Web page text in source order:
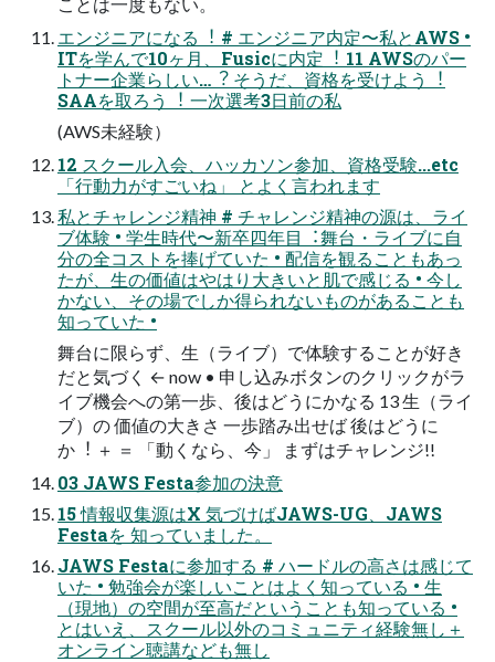
エンジニアになる︕ # エンジニア内定〜私とAWS •
ITを学んで10ヶ⽉、Fusicに内定︕ 11 AWSのパー
トナー企業らしい…︖ そうだ、資格を受けよう︕
SAAを取ろう︕ ⼀次選考3⽇前の私
(AWS未経験）
12 スクール⼊会、ハッカソン参加、資格受験...etc
「⾏動⼒がすごいね」 とよく⾔われます
私とチャレンジ精神 # チャレンジ精神の源は、ライ
ブ体験 • 学⽣時代〜新卒四年⽬︓舞台・ライブに⾃
分の全コストを捧げていた • 配信を観ることもあっ
たが、⽣の価値はやはり⼤きいと肌で感じる • 今し
かない、その場でしか得られないものがあることも
知っていた •
舞台に限らず、⽣（ライブ）で体験することが好き
だと気づく ← now • 申し込みボタンのクリックがラ
イブ機会への第⼀歩、後はどうにかなる 13 ⽣（ライ
ブ）の 価値の⼤きさ ⼀歩踏み出せば 後はどうに
か︕ ＋ ＝ 「動くなら、今」 まずはチャレンジ!!
03 JAWS Festa参加の決意
15 情報収集源はX 気づけばJAWS-UG、JAWS
Festaを 知っていました。
JAWS Festaに参加する # ハードルの⾼さは感じて
いた • 勉強会が楽しいことはよく知っている • ⽣
（現地）の空間が⾄⾼だということも知っている •
とはいえ、スクール以外のコミュニティ経験無し＋
オンライン聴講なども無し